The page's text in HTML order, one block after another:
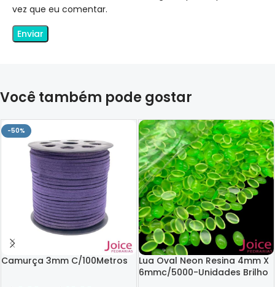
vez que eu comentar.
Você também pode gostar
-50%
Camurça 3mm C/100Metros
Lua Oval Neon Resina 4mm X
6mmc/5000-Unidades Brilho